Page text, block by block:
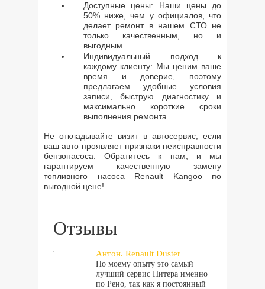
Доступные цены: Наши цены до
50% ниже, чем у официалов, что
делает ремонт в нашем СТО не
только качественным, но и
выгодным.
Индивидуальный подход к
каждому клиенту: Мы ценим ваше
время и доверие, поэтому
предлагаем удобные условия
записи, быструю диагностику и
максимально короткие сроки
выполнения ремонта.
Не откладывайте визит в автосервис, если
ваш авто проявляет признаки неисправности
бензонасоса. Обратитесь к нам, и мы
гарантируем качественную замену
топливного насоса Renault Kangoo по
выгодной цене!
Отзывы
Антон. Renault Duster
По моему опыту это самый
лучший сервис Питера именно
по Рено, так как я постоянный